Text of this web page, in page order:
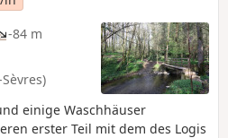
von
-84 m
einige Waschhäuser
erster Teil mit dem des Logis